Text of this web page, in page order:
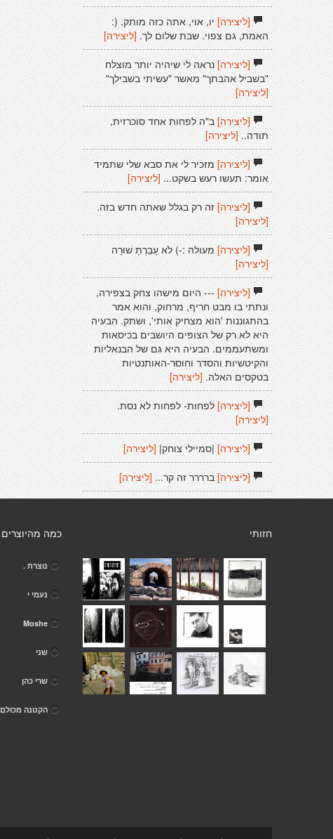
[ליצירה]יו, אוי, אתה כזה מותק. (:
האמת, גם צפוי. שבת שלום לך. [ליצירה]
[ליצירה]נראה לי שיהיה יותר מוצלח
"בשביל אהבתך" מאשר "עשיתי בשבילך"
[ליצירה]
[ליצירה]ב"ה לפחות אחד סוכרזית,
תודה.. [ליצירה]
[ליצירה]מזכיר לי את סבא שלי שתמיד
אומר: תעשו רעש בשקט... [ליצירה]
[ליצירה]זה רק בגלל שאתה חדש בזה.
[ליצירה]
[ליצירה]מעולה :-) לֹא עָבַרְתָּ שׁוּרָה
[ליצירה]
[ליצירה]--- היום מישהו צחק בצפירה,
ונתתי בו מבט חריף, מרחוק, והוא אמר
בהתגוננות 'הוא מצחיק אותי', ושתק. הבעיה
היא לא רק של הצופים היושבים בכיסאות
ומשתעממים. הבעיה היא גם של הבנאליות
והקיטשיות והסדר וחוסר-האותנטיות
בטקסים האלה. [ליצירה]
[ליצירה]לפחות- לפחות לא נסת.
[ליצירה]
[ליצירה]|סמיילי צוחק| [ליצירה]
[ליצירה]ברררר זה קר... [ליצירה]
כמה מהיוצרים
נוצרת .
נעמי י
Moshe
שני
שרי כהן
הקטנה מכולם
חזותי